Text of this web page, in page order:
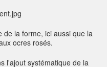
de la forme, ici aussi que la
ocres rosés.
l'ajout systématique de la